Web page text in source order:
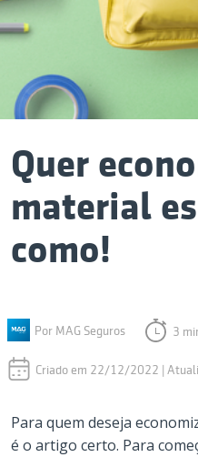
Quer
material
como!
Por MAG Seguros 3
Criado em 22/12/2022 |
Para quem deseja
é o artigo certo. Para